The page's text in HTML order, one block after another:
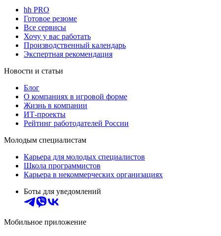
hh PRO
Готовое резюме
Все сервисы
Хочу у вас работать
Производственный календарь
Экспертная рекомендация
Новости и статьи
Блог
О компаниях в игровой форме
Жизнь в компании
ИТ-проекты
Рейтинг работодателей России
Молодым специалистам
Карьера для молодых специалистов
Школа программистов
Карьера в некоммерческих организациях
Боты для уведомлений
Мобильное приложение